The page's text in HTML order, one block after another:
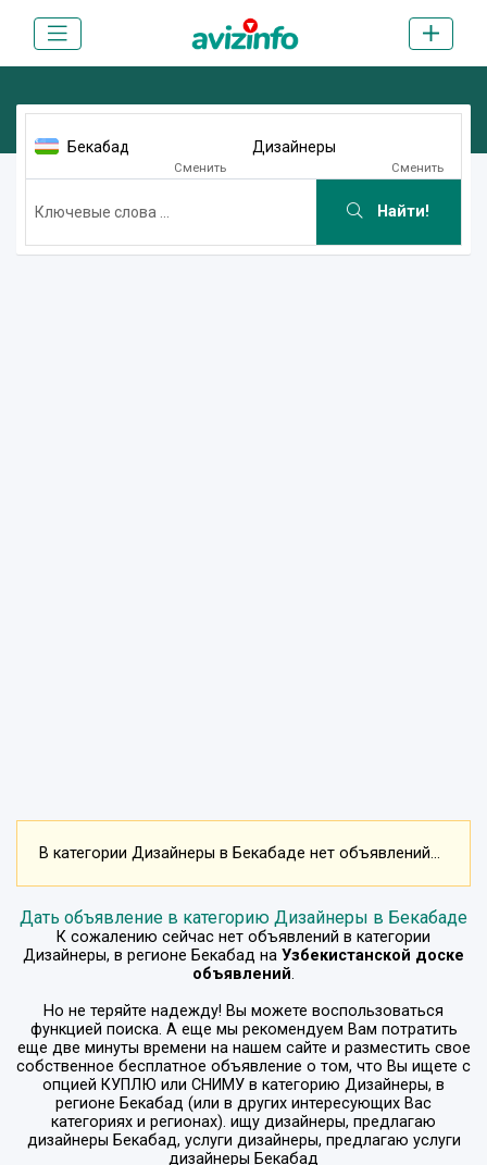
Бекабад
Сменить
Дизайнеры
Сменить
Найти!
В категории Дизайнеры в Бекабаде нет объявлений...
Дать объявление в категорию Дизайнеры в Бекабаде
К сожалению сейчас нет объявлений в категории
Дизайнеры, в регионе Бекабад на Узбекистанской доске
объявлений.
Но не теряйте надежду! Вы можете воспользоваться
функцией поиска. А еще мы рекомендуем Вам потратить
еще две минуты времени на нашем сайте и разместить свое
собственное бесплатное объявление о том, что Вы ищете с
опцией КУПЛЮ или СНИМУ в категорию Дизайнеры, в
регионе Бекабад (или в других интересующих Вас
категориях и регионах). ищу дизайнеры, предлагаю
дизайнеры Бекабад, услуги дизайнеры, предлагаю услуги
дизайнеры Бекабад